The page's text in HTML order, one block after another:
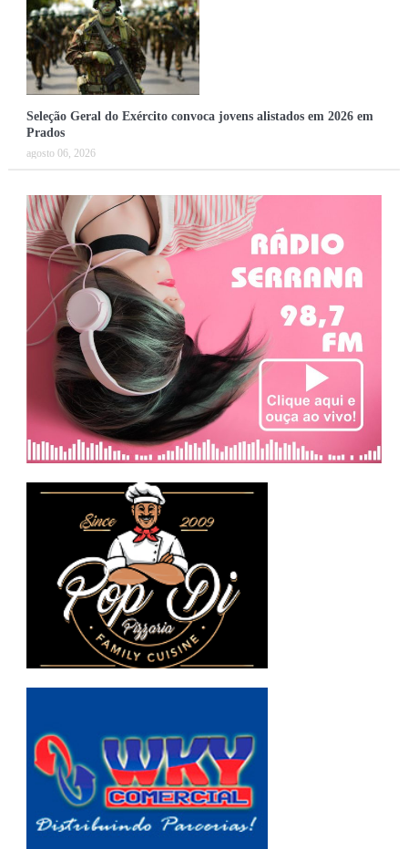
Seleção Geral do Exército convoca jovens alistados em 2026 em
Prados
agosto 06, 2026